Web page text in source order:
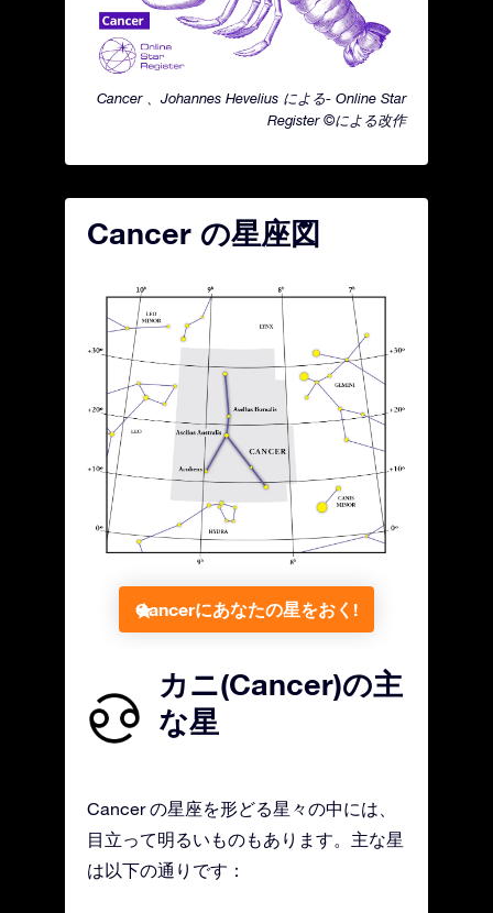
Cancer 、Johannes Hevelius による- Online Star
Register ©による改作
Cancer の星座図
Cancerにあなたの星をおく!
カニ(Cancer)の主
な星
Cancer の星座を形どる星々の中には、
目立って明るいものもあります。主な星
は以下の通りです：